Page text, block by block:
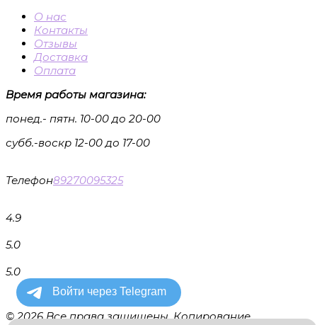
О нас
Контакты
Отзывы
Доставка
Оплата
Время работы магазина:
понед.- пятн. 10-00 до 20-00
субб.-воскр 12-00 до 17-00
Телефон89270095325
4.9
5.0
5.0
© 2026 Все права защищены. Копирование